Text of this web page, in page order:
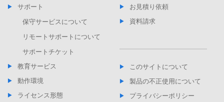
サポート
保守サービスについて
リモートサポートについて
サポートチケット
教育サービス
動作環境
ライセンス形態
お見積り依頼
資料請求
このサイトについて
製品の不正使用について
プライバシーポリシー